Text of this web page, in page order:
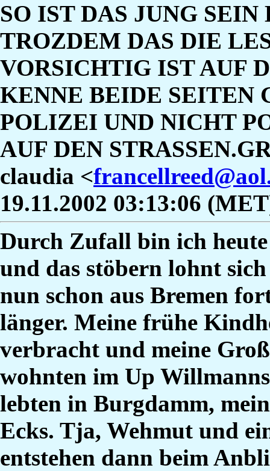
SO IST DAS JUNG
TROZDEM DAS DIE
VORSICHTIG IST AUF
KENNE BEIDE SEITEN
POLIZEI UND NICHT
AUF DEN
claudia <
19.11.2002 03:13:06
Durch Zufall bin ich
und das stöbern lohnt
nun schon aus Bremen
länger. Meine frühe
verbracht und meine
wohnten im Up
lebten in Burgdamm,
Ecks. Tja, Wehmut und
entstehen dann beim